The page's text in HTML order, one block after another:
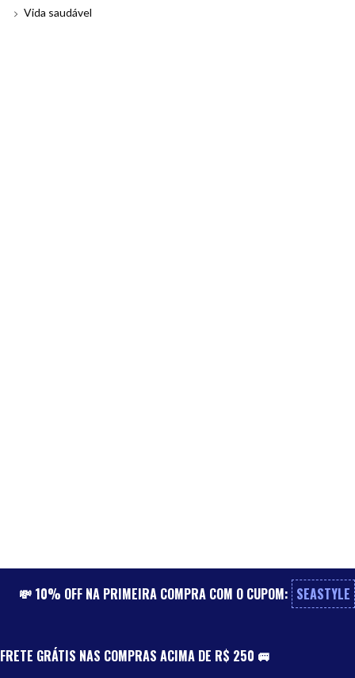
Vida saudável
💸 10% OFF NA PRIMEIRA COMPRA COM O CUPOM: SEASTYLE
FRETE GRÁTIS NAS COMPRAS ACIMA DE R$ 250 🚐